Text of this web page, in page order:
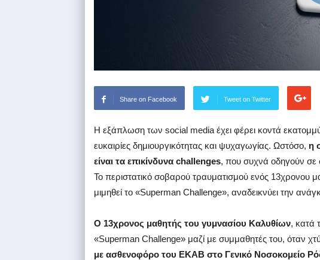
Share on Facebook Tweet on Twitter
Η εξάπλωση των social media έχει φέρει κοντά
ευκαιρίες δημιουργικότητας και ψυχαγωγίας. Ωστόσο, η
είναι τα επικίνδυνα challenges, που συχνά οδηγούν σε
Το περιστατικό σοβαρού τραυματισμού ενός 13χρονου
μιμηθεί το «Superman Challenge», αναδεικνύει την
Ο 13χρονος μαθητής του γυμνασίου Καλυθίων, κατά
«Superman Challenge» μαζί με συμμαθητές του, όταν
με ασθενοφόρο του ΕΚΑΒ στο Γενικό Νοσοκομείο